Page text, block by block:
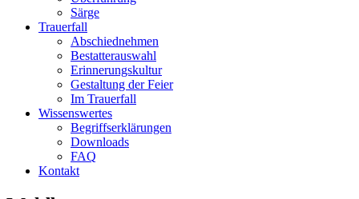
Särge
Trauerfall
Abschiednehmen
Bestatterauswahl
Erinnerungskultur
Gestaltung der Feier
Im Trauerfall
Wissenswertes
Begriffserklärungen
Downloads
FAQ
Kontakt